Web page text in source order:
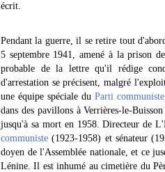
écrit.
Pendant la guerre, il se retire tout
5 septembre 1941, amené à la prison
probable de la lettre qu'il rédige
d'arrestation se précisent, malgré
une équipe spéciale du Parti communiste
dans des pavillons à Verrières-le-
jusqu'à sa mort en 1958. Directeur de
communiste (1923-1958) et sénateur
doyen de l'Assemblée nationale, et ce
Lénine. Il est inhumé au cimetière du